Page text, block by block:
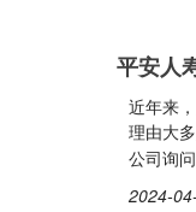
平安人
近年来
理由大
公司询
2024-